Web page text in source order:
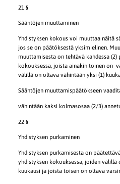
21 §
Sääntöjen muuttaminen
Yhdistyksen kokous voi muuttaa näitä
jos se on päätöksestä yksimielinen.
muuttamisesta on tehtävä kahdessa (2)
kokouksessa, joista ainakin toinen on
välillä on oltava vähintään yksi (1)
Sääntöjen muuttamispäätökseen
vähintään kaksi kolmasosaa (2/3)
22 §
Yhdistyksen purkaminen
Yhdistyksen purkamisesta on
yhdistyksen kokouksessa, joiden välillä
kuukausi ja joista toisen on oltava